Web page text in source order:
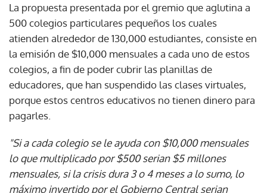
La propuesta presentada por el gremio que aglutina a
500 colegios particulares pequeños los cuales
atienden alrededor de 130,000 estudiantes, consiste en
la emisión de $10,000 mensuales a cada uno de estos
colegios, a fin de poder cubrir las planillas de
educadores, que han suspendido las clases virtuales,
porque estos centros educativos no tienen dinero para
pagarles.
"Si a cada colegio se le ayuda con $10,000 mensuales
lo que multiplicado por $500 serian $5 millones
mensuales, si la crisis dura 3 o 4 meses a lo sumo, lo
máximo invertido por el Gobierno Central serian